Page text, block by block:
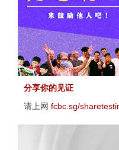
分享你的见证
请上网 fcbc.sg/